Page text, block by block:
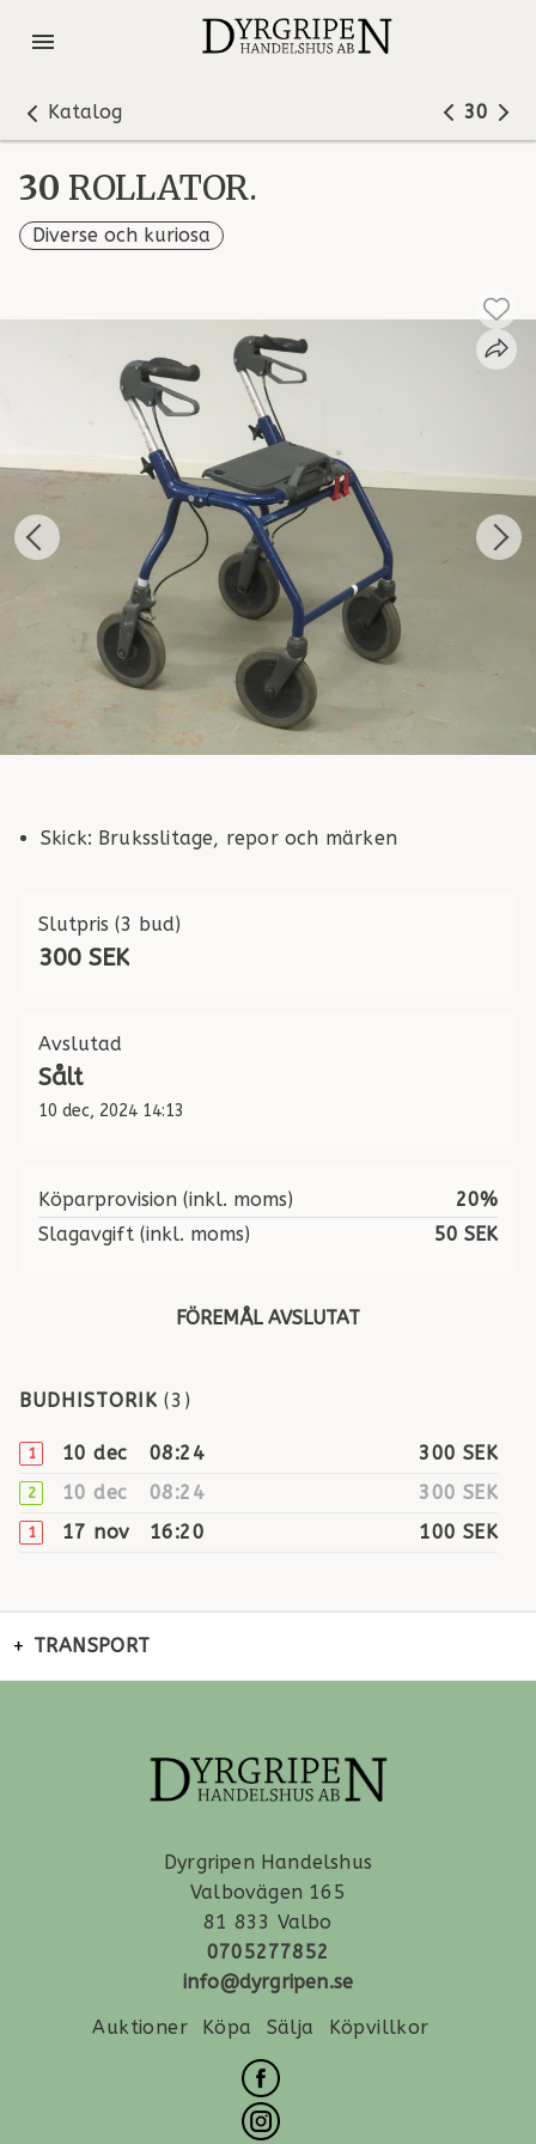
Katalog 30
30 ROLLATOR.
Diverse och kuriosa
Skick: Bruksslitage, repor och märken
Slutpris (3 bud)
300 SEK
Avslutad
Sålt
10 dec, 2024 14:13
Köparprovision (inkl. moms)
20%
Slagavgift (inkl. moms)
50 SEK
FÖREMÅL AVSLUTAT
BUDHISTORIK (3 )
1 10 dec 08:24 300 SEK
2 10 dec 08:24 300 SEK
1 17 nov 16:20 100 SEK
TRANSPORT
Dyrgripen Handelshus
Valbovägen 165
81 833 Valbo
0705277852
info@dyrgripen.se
Auktioner Köpa Sälja Köpvillkor